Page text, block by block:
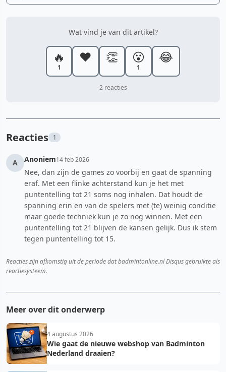
Wat vind je van dit artikel?
🔥
1
❤️ 👏 😮
1
😂
2 reacties
Reacties 1
A Anoniem14 feb 2026
Nee, dan zijn de games zo voorbij en gaat de spanning
eraf. Met een flinke achterstand kun je het met
puntentelling tot 21 soms nog inhalen. Dat houdt de
spanning erin en van de spelers met (te) weinig conditie
maar goede techniek kun je zo nog winnen. Met een
puntentelling tot 21 blijven de kansen gelijk. Dus ik stem
tegen puntentelling tot 15.
Reacties zijn afkomstig uit de periode dat badmintonline.nl Disqus gebruikte als
reactiesysteem.
Meer over dit onderwerp
4 augustus 2026
Wie gaat de nieuwe webshop van Badminton
Nederland draaien?